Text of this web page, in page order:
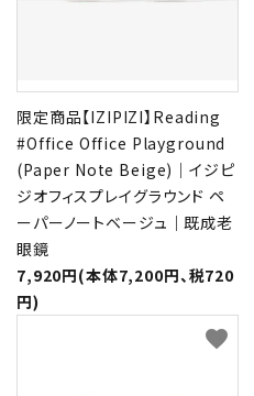
限定商品【IZIPIZI】Reading
#Office Office Playground
(Paper Note Beige)｜イジピ
ジオフィスプレイグラウンド ペ
ーパーノートベージュ｜既成老
眼鏡
7,920円(本体7,200円、税720
円)
favorite